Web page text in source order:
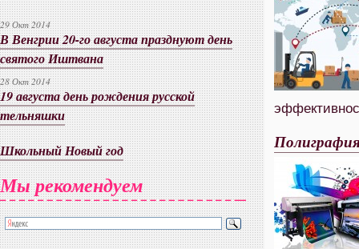
29 Окт 2014
В Венгрии 20-го августа празднуют день
святого Иштвана
28 Окт 2014
19 августа день рождения русской
тельняшки
Школьный Новый год
Мы рекомендуем